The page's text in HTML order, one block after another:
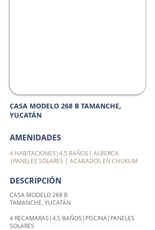
CASA MODELO 268 B TAMANCHE,
YUCATÁN
AMENIDADES
4 HABITACIONES|4.5 BAÑOS| ALBERCA
|PANELES SOLARES | ACABADOS EN CHUKUM
DESCRIPCIÓN
CASA MODELO 268 B
TAMANCHE, YUCATÁN
4 RECAMARAS|4.5 BAÑOS|PISCINA|PANELES
SOLARES